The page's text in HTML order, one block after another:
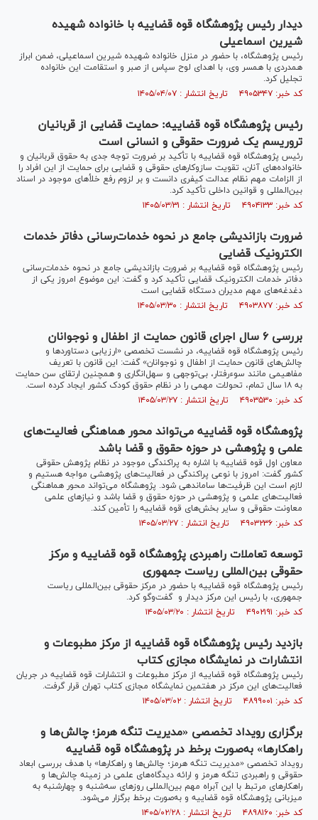
دیدار رئیس پژوهشگاه قوه قضاییه با خانواده شهیده
شیرین اسماعیلی
رئیس پژوهشگاه، با حضور در منزل خانواده شهیده شیرین اسماعیلی، ضمن ابراز
همدردی با همسر وی، با اهدای لوح سپاس از صبر و استقامت این خانواده
تجلیل کرد.
کد خبر: ۴۹۰۵۳۴۷ تاریخ انتشار : ۱۴۰۵/۰۴/۰۷
رئیس پژوهشگاه قوه قضاییه: حمایت قضایی از قربانیان
تروریسم یک ضرورت حقوقی و انسانی است
رئیس پژوهشگاه قوه قضاییه با تأکید بر ضرورت توجه جدی به حقوق قربانیان و
خانواده‌های آنان، تقویت سازوکار‌های حقوقی و قضایی برای حمایت از این افراد را
از الزامات مهم نظام عدالت کیفری دانست و بر لزوم رفع خلأ‌های موجود در اسناد
بین‌المللی و قوانین داخلی تأکید کرد.
کد خبر: ۴۹۰۴۱۳۳ تاریخ انتشار : ۱۴۰۵/۰۳/۳۱
ضرورت بازاندیشی جامع در نحوه خدمات‌رسانی دفاتر خدمات
الکترونیک قضایی
رئیس پژوهشگاه قوه قضاییه بر ضرورت بازاندیشی جامع در نحوه خدمات‌رسانی
دفاتر خدمات الکترونیک قضایی تأکید کرد و گفت: این موضوع امروز یکی از
دغدغه‌های مهم مدیران دستگاه قضایی است
کد خبر: ۴۹۰۳۸۷۷ تاریخ انتشار : ۱۴۰۵/۰۳/۳۰
بررسی ۶ سال اجرای قانون حمایت از اطفال و نوجوانان
رئیس پژوهشگاه قوه قضاییه، در نشست تخصصی «ارزیابی دستاوردها و
چالش‌های قانون حمایت از اطفال و نوجوانان» گفت: این قانون با تعریف
مفاهیمی مانند سوءرفتار، بی‌توجهی و سهل‌انگاری و همچنین ارتقای سن حمایت
به ۱۸ سال تمام، تحولات مهمی را در نظام حقوق کودک کشور ایجاد کرده است.
کد خبر: ۴۹۰۳۵۳۰ تاریخ انتشار : ۱۴۰۵/۰۳/۲۷
پژوهشگاه قوه قضاییه می‌تواند محور هماهنگی فعالیت‌های
علمی و پژوهشی در حوزه حقوق و قضا باشد
معاون اول قوه قضاییه با اشاره به پراکندگی موجود در نظام پژوهش حقوقی
کشور گفت: امروز با نوعی پراکندگی در فعالیت‌های پژوهشی مواجه هستیم و
لازم است این ظرفیت‌ها ساماندهی شود. پژوهشگاه می‌تواند محور هماهنگی
فعالیت‌های علمی و پژوهشی در حوزه حقوق و قضا باشد و نیاز‌های علمی
معاونت حقوقی و سایر بخش‌های قوه قضاییه را تأمین کند.
کد خبر: ۴۹۰۳۲۳۶ تاریخ انتشار : ۱۴۰۵/۰۳/۲۷
توسعه تعاملات راهبردی پژوهشگاه قوه قضاییه و مرکز
حقوقی بین‌المللی ریاست جمهوری
رئیس پژوهشگاه قوه قضاییه با حضور در مرکز حقوقی بین‌المللی ریاست
جمهوری، با رئیس این مرکز دیدار و گفت‌و‌گو کرد.
کد خبر: ۴۹۰۲۱۹۱ تاریخ انتشار : ۱۴۰۵/۰۳/۲۰
بازدید رئیس پژوهشگاه قوه قضاییه از مرکز مطبوعات و
انتشارات در نمایشگاه مجازی کتاب
رئیس پژوهشگاه قوه قضاییه از مرکز مطبوعات و انتشارات قوه قضاییه در جریان
فعالیت‌های این مرکز در هفتمین نمایشگاه مجازی کتاب تهران قرار گرفت.
کد خبر: ۴۸۹۹۰۰۱ تاریخ انتشار : ۱۴۰۵/۰۳/۰۲
برگزاری رویداد تخصصی «مدیریت تنگه هرمز؛ چالش‌ها و
راهکارها» به‌صورت برخط در پژوهشگاه قوه قضاییه
رویداد تخصصی «مدیریت تنگه هرمز؛ چالش‌ها و راهکارها» با هدف بررسی ابعاد
حقوقی و راهبردی تنگه هرمز و ارائه دیدگاه‌های علمی در زمینه چالش‌ها و
راهکار‌های مرتبط با این آبراه مهم بین‌المللی روز‌های سه‌شنبه و چهارشنبه به
میزبانی پژوهشگاه قوه قضاییه و به‌صورت برخط برگزار می‌شود.
کد خبر: ۴۸۹۸۱۶۰ تاریخ انتشار : ۱۴۰۵/۰۲/۲۸